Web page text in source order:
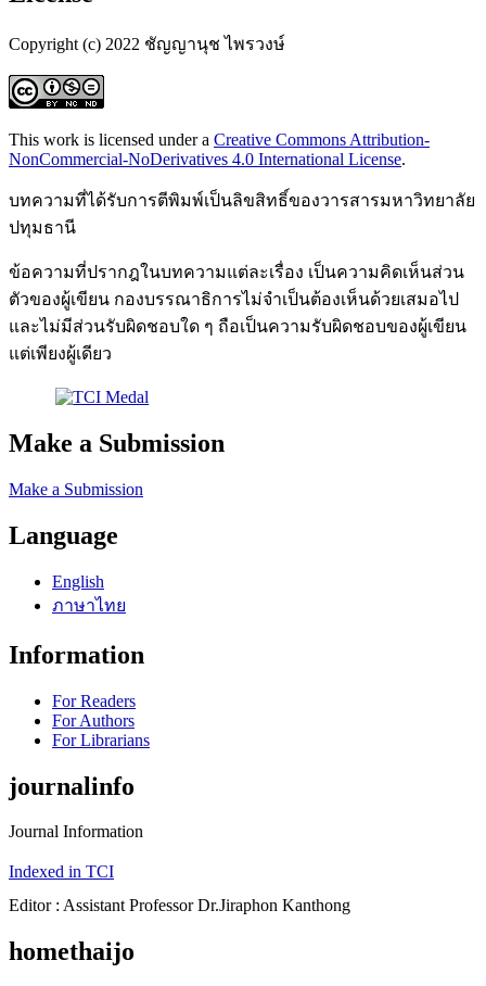
Copyright (c) 2022 ชัญญานุช ไพรวงษ์
This work is licensed under a Creative Commons Attribution-
NonCommercial-NoDerivatives 4.0 International License.
บทความที่ได้รับการตีพิมพ์เป็นลิขสิทธิ์ของวารสารมหาวิทยาลัย
ปทุมธานี
ข้อความที่ปรากฎในบทความแต่ละเรื่อง เป็นความคิดเห็นส่วน
ตัวของผู้เขียน กองบรรณาธิการไม่จำเป็นต้องเห็นด้วยเสมอไป
และไม่มีส่วนรับผิดชอบใด ๆ ถือเป็นความรับผิดชอบของผู้เขียน
แต่เพียงผู้เดียว
Make a Submission
Make a Submission
Language
English
ภาษาไทย
Information
For Readers
For Authors
For Librarians
journalinfo
Journal Information
Indexed in TCI
Editor : Assistant Professor Dr.Jiraphon Kanthong
homethaijo